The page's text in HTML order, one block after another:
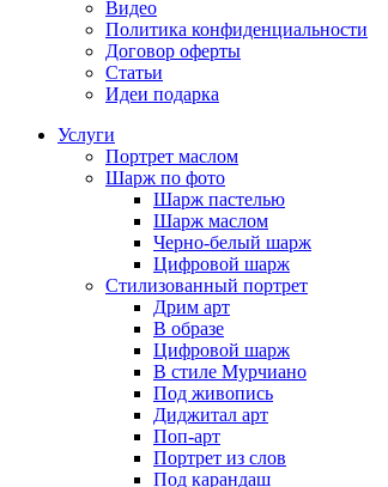
Видео
Политика конфиденциальности
Договор оферты
Статьи
Идеи подарка
Услуги
Портрет маслом
Шарж по фото
Шарж пастелью
Шарж маслом
Черно-белый шарж
Цифровой шарж
Стилизованный портрет
Дрим арт
В образе
Цифровой шарж
В стиле Мурчиано
Под живопись
Диджитал арт
Поп-арт
Портрет из слов
Под карандаш